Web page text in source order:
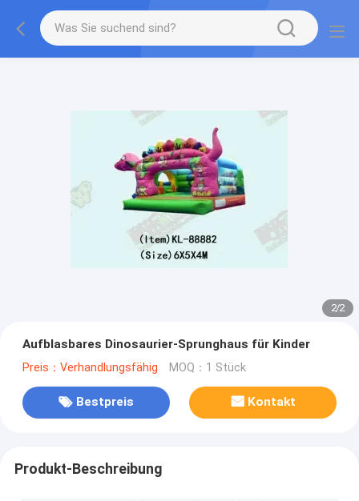
2/2
Aufblasbares Dinosaurier-Sprunghaus für Kinder
Preis：Verhandlungsfähig MOQ：1 Stück
Bestpreis Kontakt
Produkt-Beschreibung